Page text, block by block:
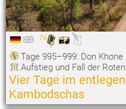
76
Tage 995–999: Don
Aufstieg und Fall der
Vier Tage im
Kambodschas